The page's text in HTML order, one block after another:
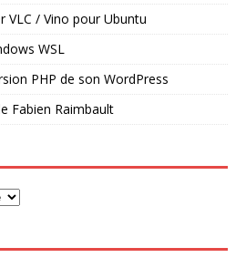
VLC / Vino pour Ubuntu
WSL
PHP de son WordPress
Fabien Raimbault